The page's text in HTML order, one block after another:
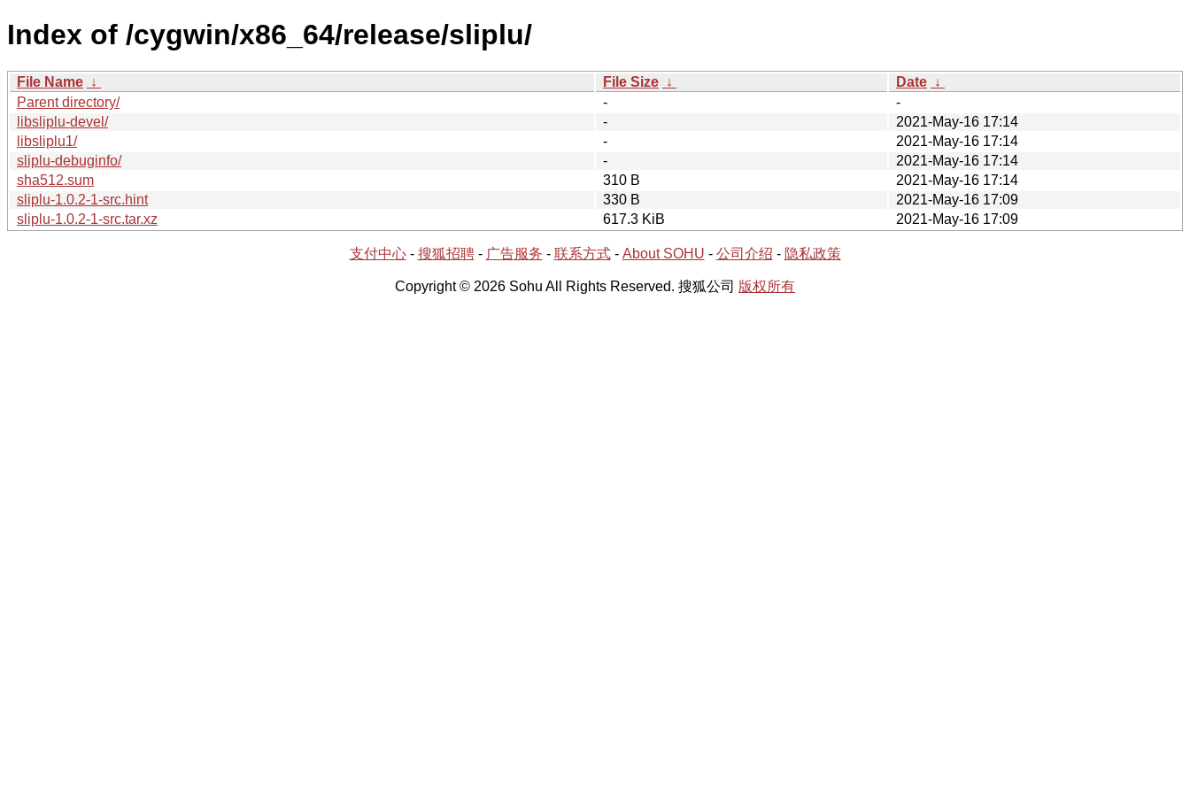
Index of /cygwin/x86_64/release/sliplu/
File Name ↓ File Size ↓ Date ↓
Parent directory/
-
-
libsliplu-devel/
-
2021-May-16 17:14
libsliplu1/
-
2021-May-16 17:14
sliplu-debuginfo/
-
2021-May-16 17:14
sha512.sum
310 B
2021-May-16 17:14
sliplu-1.0.2-1-src.hint
330 B
2021-May-16 17:09
sliplu-1.0.2-1-src.tar.xz
617.3 KiB 2021-May-16 17:09
支付中心- 搜狐招聘- 广告服务 - 联系方式- About SOHU - 公司介绍 - 隐私政策
Copyright © 2026 Sohu All Rights Reserved. 搜狐公司 版权所有